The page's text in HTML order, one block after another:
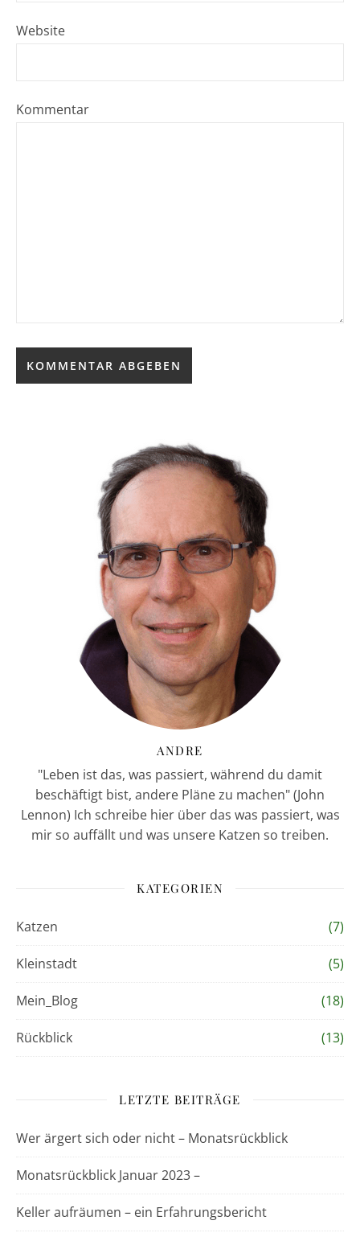
Website
Kommentar
ANDRE
"Leben ist das, was passiert, während du damit
beschäftigt bist, andere Pläne zu machen" (John
Lennon) Ich schreibe hier über das was passiert, was
mir so auffällt und was unsere Katzen so treiben.
KATEGORIEN
Katzen (7)
Kleinstadt (5)
Mein_Blog (18)
Rückblick (13)
LETZTE BEITRÄGE
Wer ärgert sich oder nicht – Monatsrückblick
Monatsrückblick Januar 2023 –
Keller aufräumen – ein Erfahrungsbericht